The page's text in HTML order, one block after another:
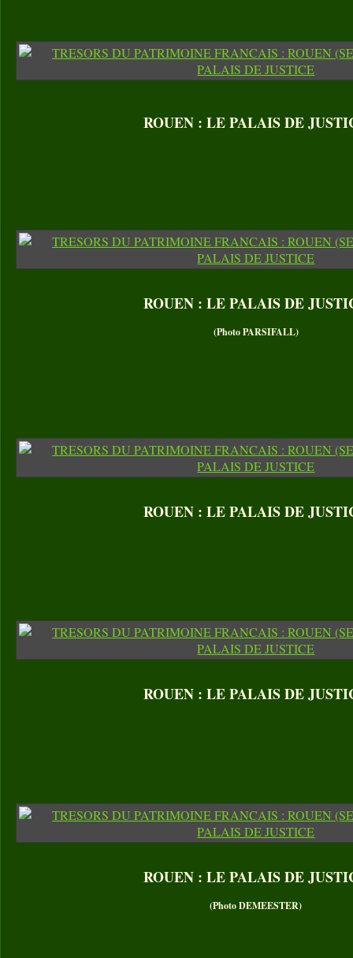
ROUEN : LE PALAIS DE
ROUEN : LE PALAIS DE
(Photo PARSIFALL)
ROUEN : LE PALAIS DE
ROUEN : LE PALAIS DE
ROUEN : LE PALAIS DE
(Photo DEMEESTER)